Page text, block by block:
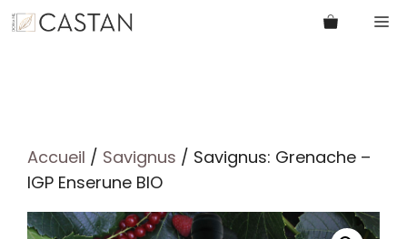
Aller
au
Accueil / Savignus / Savignus: Grenache –
IGP Enserune BIO